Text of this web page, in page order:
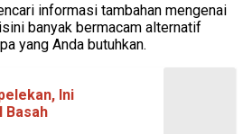
informasi tambahan mengenai
banyak bermacam alternatif
yang Anda butuhkan.
Ini
Basah